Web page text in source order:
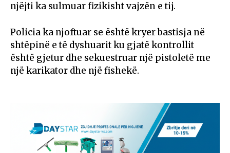
njëjti ka sulmuar fizikisht vajzën e tij.
Policia ka njoftuar se është kryer bastisja në
shtëpinë e të dyshuarit ku gjatë kontrollit
është gjetur dhe sekuestruar një pistoletë me
një karikator dhe një fishekë.